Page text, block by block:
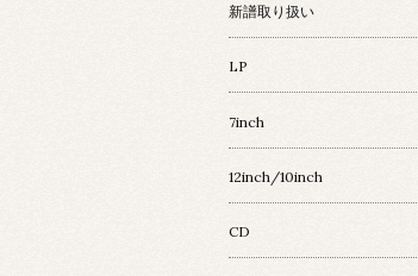
新譜取り扱い
LP
7inch
12inch/10inch
CD